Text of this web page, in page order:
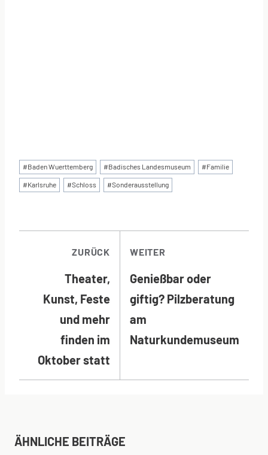
Schlagworte:
#Baden Wuerttemberg #Badisches Landesmuseum #Familie
#Karlsruhe #Schloss #Sonderausstellung
ZURÜCK
Theater,
Kunst, Feste
und mehr
finden im
Oktober statt
WEITER
Genießbar oder
giftig? Pilzberatung
am
Naturkundemuseum
ÄHNLICHE BEITRÄGE